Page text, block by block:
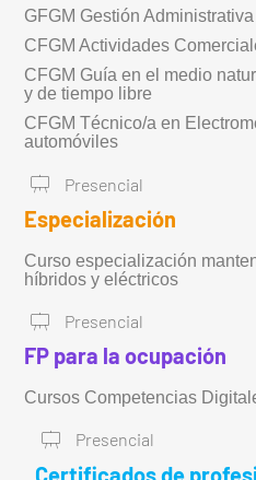
GFGM Gestión Administrativa
CFGM Actividades
CFGM Guía en el medio
y de tiempo libre
CFGM Técnico/a en
automóviles
Presencial
Especialización
Curso especialización
híbridos y eléctricos
Presencial
FP para la ocupación
Cursos Competencias
Presencial
Certificados de